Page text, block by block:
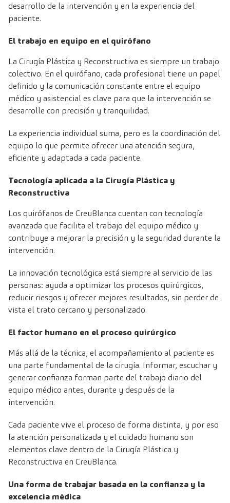
desarrollo de la intervención y en la experiencia del
paciente.
El trabajo en equipo en el quirófano
La Cirugía Plástica y Reconstructiva es siempre un trabajo
colectivo. En el quirófano, cada profesional tiene un papel
definido y la comunicación constante entre el equipo
médico y asistencial es clave para que la intervención se
desarrolle con precisión y tranquilidad.
La experiencia individual suma, pero es la coordinación del
equipo lo que permite ofrecer una atención segura,
eficiente y adaptada a cada paciente.
Tecnología aplicada a la Cirugía Plástica y
Reconstructiva
Los quirófanos de CreuBlanca cuentan con tecnología
avanzada que facilita el trabajo del equipo médico y
contribuye a mejorar la precisión y la seguridad durante la
intervención.
La innovación tecnológica está siempre al servicio de las
personas: ayuda a optimizar los procesos quirúrgicos,
reducir riesgos y ofrecer mejores resultados, sin perder de
vista el trato cercano y personalizado.
El factor humano en el proceso quirúrgico
Más allá de la técnica, el acompañamiento al paciente es
una parte fundamental de la cirugía. Informar, escuchar y
generar confianza forman parte del trabajo diario del
equipo médico antes, durante y después de la
intervención.
Cada paciente vive el proceso de forma distinta, y por eso
la atención personalizada y el cuidado humano son
elementos clave dentro de la Cirugía Plástica y
Reconstructiva en CreuBlanca.
Una forma de trabajar basada en la confianza y la
excelencia médica